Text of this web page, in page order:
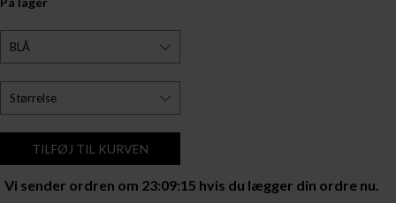
Vi sender ordren om 23:09:15 hvis du lægger din ordre nu.